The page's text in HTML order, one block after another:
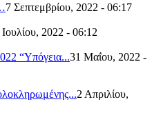
7 Σεπτεμβρίου, 2022 - 06:17
2022 - 06:12
“Υπόγεια...31 Μαΐου, 2022 -
2 Απριλίου,